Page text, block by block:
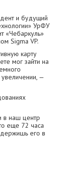
и будущий
УрФУ
«Чебаркуль»
Sigma VP.
карту
мог зайти на
увеличении, —
в наш центр
еще 72 часа
его в